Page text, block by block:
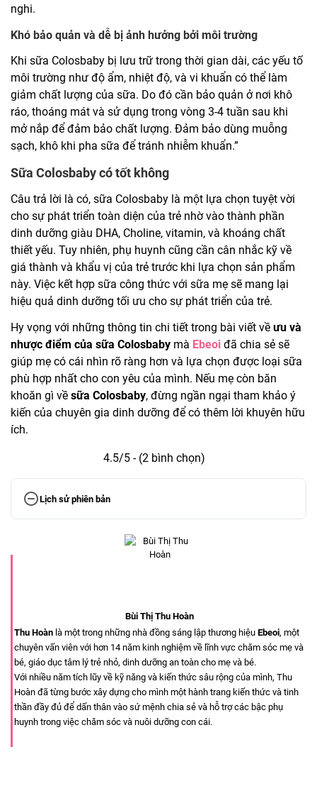
nghi.
Khó bảo quản và dễ bị ảnh hưởng bởi môi trường
Khi sữa Colosbaby bị lưu trữ trong thời gian dài, các yếu tố
môi trường như độ ẩm, nhiệt độ, và vi khuẩn có thể làm
giảm chất lượng của sữa. Do đó cần bảo quản ở nơi khô
ráo, thoáng mát và sử dụng trong vòng 3-4 tuần sau khi
mở nắp để đảm bảo chất lượng. Đảm bảo dùng muỗng
sạch, khô khi pha sữa để tránh nhiễm khuẩn.”
Sữa Colosbaby có tốt không
Câu trả lời là có, sữa Colosbaby là một lựa chọn tuyệt vời
cho sự phát triển toàn diện của trẻ nhờ vào thành phần
dinh dưỡng giàu DHA, Choline, vitamin, và khoáng chất
thiết yếu. Tuy nhiên, phụ huynh cũng cần cân nhắc kỹ về
giá thành và khẩu vị của trẻ trước khi lựa chọn sản phẩm
này. Việc kết hợp sữa công thức với sữa mẹ sẽ mang lại
hiệu quả dinh dưỡng tối ưu cho sự phát triển của trẻ.
Hy vọng với những thông tin chi tiết trong bài viết về ưu và
nhược điểm của sữa Colosbaby mà Ebeoi đã chia sẻ sẽ
giúp mẹ có cái nhìn rõ ràng hơn và lựa chọn được loại sữa
phù hợp nhất cho con yêu của mình. Nếu mẹ còn băn
khoăn gì về sữa Colosbaby, đừng ngần ngại tham khảo ý
kiến của chuyên gia dinh dưỡng để có thêm lời khuyên hữu
ích.
4.5/5 - (2 bình chọn)
Lịch sử phiên bản
Bùi Thị Thu Hoàn
Thu Hoàn là một trong những nhà đồng sáng lập thương hiệu Ebeoi, một
chuyên vấn viên với hơn 14 năm kinh nghiệm về lĩnh vực chăm sóc mẹ và
bé, giáo dục tâm lý trẻ nhỏ, dinh dưỡng an toàn cho mẹ và bé.
Với nhiều năm tích lũy về kỹ năng và kiến thức sâu rộng của mình, Thu
Hoàn đã từng bước xây dựng cho mình một hành trang kiến thức và tinh
thần đầy đủ để dấn thân vào sứ mệnh chia sẻ và hỗ trợ các bậc phụ
huynh trong việc chăm sóc và nuôi dưỡng con cái.